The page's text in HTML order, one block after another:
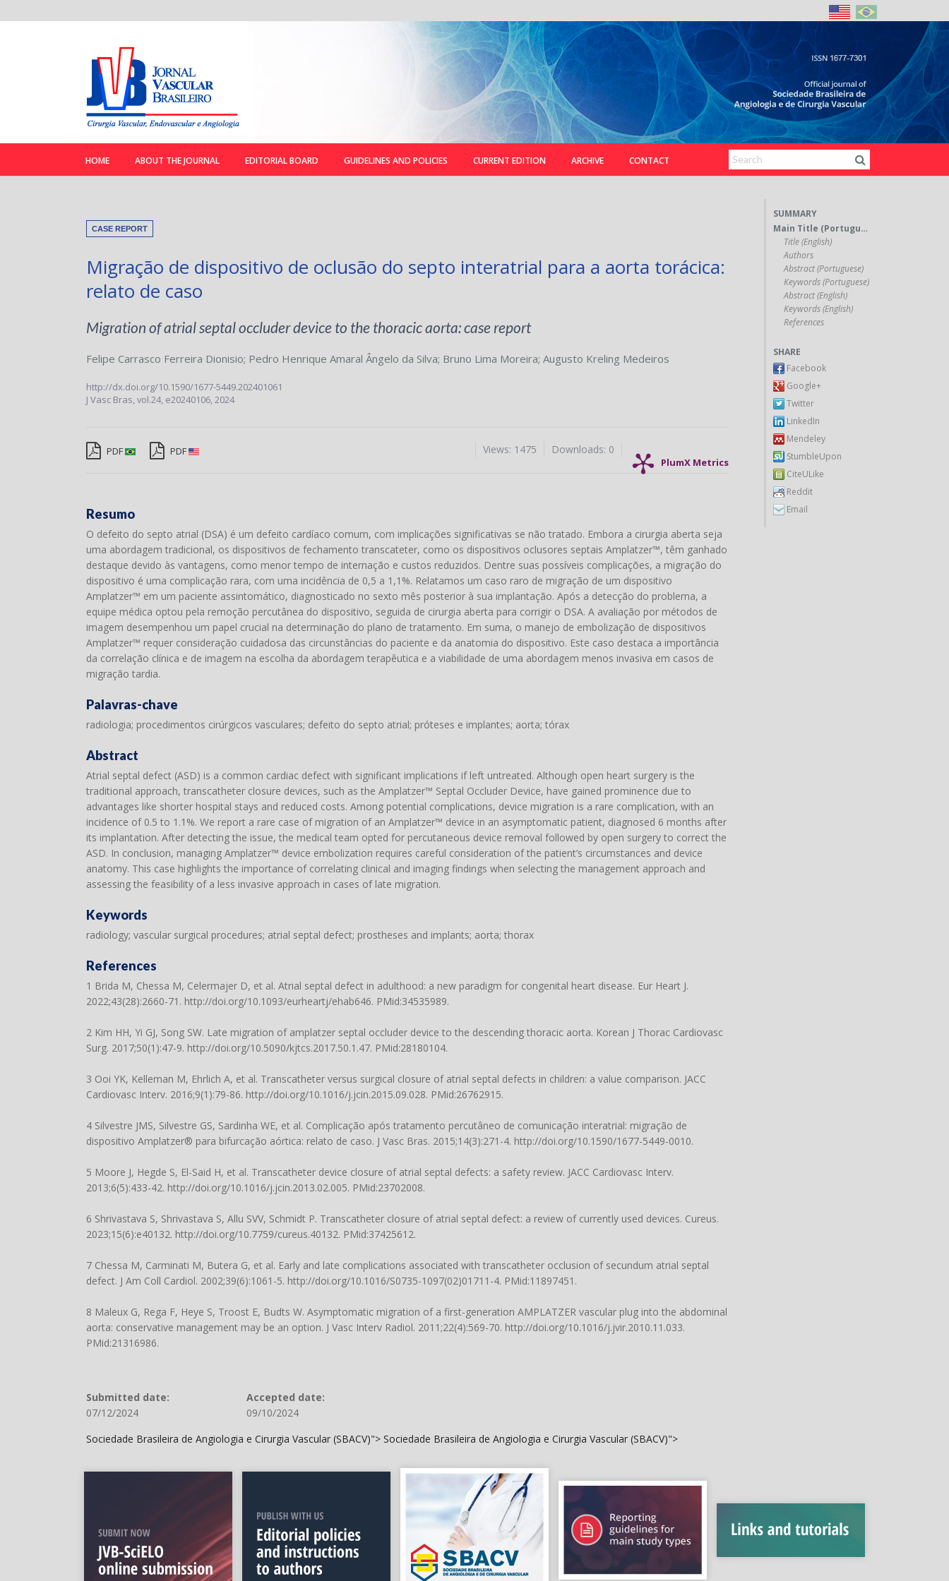
HOME ABOUT THE JOURNAL EDITORIAL BOARD GUIDELINES AND POLICIES CURRENT EDITION ARCHIVE CONTACT
CASE REPORT
Migração de dispositivo de oclusão do septo interatrial para a aorta torácica:
relato de caso
Migration of atrial septal occluder device to the thoracic aorta: case report
Felipe Carrasco Ferreira Dionisio; Pedro Henrique Amaral Ângelo da Silva; Bruno Lima Moreira; Augusto Kreling Medeiros
http://dx.doi.org/10.1590/1677-5449.202401061
J Vasc Bras,vol.24, e20240106, 2024
PDF
PDF
PlumX Metrics
Downloads: 0
Views: 1475
Resumo
O defeito do septo atrial (DSA) é um defeito cardíaco comum, com implicações significativas se não tratado. Embora a cirurgia aberta seja
uma abordagem tradicional, os dispositivos de fechamento transcateter, como os dispositivos oclusores septais Amplatzer™, têm ganhado
destaque devido às vantagens, como menor tempo de internação e custos reduzidos. Dentre suas possíveis complicações, a migração do
dispositivo é uma complicação rara, com uma incidência de 0,5 a 1,1%. Relatamos um caso raro de migração de um dispositivo
Amplatzer™ em um paciente assintomático, diagnosticado no sexto mês posterior à sua implantação. Após a detecção do problema, a
equipe médica optou pela remoção percutânea do dispositivo, seguida de cirurgia aberta para corrigir o DSA. A avaliação por métodos de
imagem desempenhou um papel crucial na determinação do plano de tratamento. Em suma, o manejo de embolização de dispositivos
Amplatzer™ requer consideração cuidadosa das circunstâncias do paciente e da anatomia do dispositivo. Este caso destaca a importância
da correlação clínica e de imagem na escolha da abordagem terapêutica e a viabilidade de uma abordagem menos invasiva em casos de
migração tardia.
Palavras-chave
radiologia; procedimentos cirúrgicos vasculares; defeito do septo atrial; próteses e implantes; aorta; tórax
Abstract
Atrial septal defect (ASD) is a common cardiac defect with significant implications if left untreated. Although open heart surgery is the
traditional approach, transcatheter closure devices, such as the Amplatzer™ Septal Occluder Device, have gained prominence due to
advantages like shorter hospital stays and reduced costs. Among potential complications, device migration is a rare complication, with an
incidence of 0.5 to 1.1%. We report a rare case of migration of an Amplatzer™ device in an asymptomatic patient, diagnosed 6 months after
its implantation. After detecting the issue, the medical team opted for percutaneous device removal followed by open surgery to correct the
ASD. In conclusion, managing Amplatzer™ device embolization requires careful consideration of the patient’s circumstances and device
anatomy. This case highlights the importance of correlating clinical and imaging findings when selecting the management approach and
assessing the feasibility of a less invasive approach in cases of late migration.
Keywords
radiology; vascular surgical procedures; atrial septal defect; prostheses and implants; aorta; thorax
References
1 Brida M, Chessa M, Celermajer D, et al. Atrial septal defect in adulthood: a new paradigm for congenital heart disease. Eur Heart J.
2022;43(28):2660-71. http://doi.org/10.1093/eurheartj/ehab646. PMid:34535989.
2 Kim HH, Yi GJ, Song SW. Late migration of amplatzer septal occluder device to the descending thoracic aorta. Korean J Thorac Cardiovasc
Surg. 2017;50(1):47-9. http://doi.org/10.5090/kjtcs.2017.50.1.47. PMid:28180104.
3 Ooi YK, Kelleman M, Ehrlich A, et al. Transcatheter versus surgical closure of atrial septal defects in children: a value comparison. JACC
Cardiovasc Interv. 2016;9(1):79-86. http://doi.org/10.1016/j.jcin.2015.09.028. PMid:26762915.
4 Silvestre JMS, Silvestre GS, Sardinha WE, et al. Complicação após tratamento percutâneo de comunicação interatrial: migração de
dispositivo Amplatzer® para bifurcação aórtica: relato de caso. J Vasc Bras. 2015;14(3):271-4. http://doi.org/10.1590/1677-5449-0010.
5 Moore J, Hegde S, El-Said H, et al. Transcatheter device closure of atrial septal defects: a safety review. JACC Cardiovasc Interv.
2013;6(5):433-42. http://doi.org/10.1016/j.jcin.2013.02.005. PMid:23702008.
6 Shrivastava S, Shrivastava S, Allu SVV, Schmidt P. Transcatheter closure of atrial septal defect: a review of currently used devices. Cureus.
2023;15(6):e40132. http://doi.org/10.7759/cureus.40132. PMid:37425612.
7 Chessa M, Carminati M, Butera G, et al. Early and late complications associated with transcatheter occlusion of secundum atrial septal
defect. J Am Coll Cardiol. 2002;39(6):1061-5. http://doi.org/10.1016/S0735-1097(02)01711-4. PMid:11897451.
8 Maleux G, Rega F, Heye S, Troost E, Budts W. Asymptomatic migration of a first-generation AMPLATZER vascular plug into the abdominal
aorta: conservative management may be an option. J Vasc Interv Radiol. 2011;22(4):569-70. http://doi.org/10.1016/j.jvir.2010.11.033.
PMid:21316986.
Submitted date:
07/12/2024
Accepted date:
09/10/2024
Sociedade Brasileira de Angiologia e Cirurgia Vascular (SBACV)"> Sociedade Brasileira de Angiologia e Cirurgia Vascular (SBACV)">
SUMMARY
Main Title (Portuguese)
Title (English)
Authors
Abstract (Portuguese)
Keywords (Portuguese)
Abstract (English)
Keywords (English)
References
SHARE
Facebook
Google+
Twitter
LinkedIn
Mendeley
StumbleUpon
CiteULike
Reddit
Email